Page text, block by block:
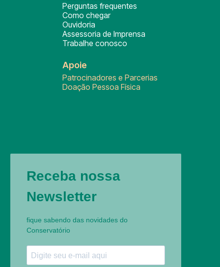
Perguntas frequentes
Como chegar
Ouvidoria
Assessoria de Imprensa
Trabalhe conosco
Apoie
Patrocinadores e Parcerias
Doação Pessoa Física